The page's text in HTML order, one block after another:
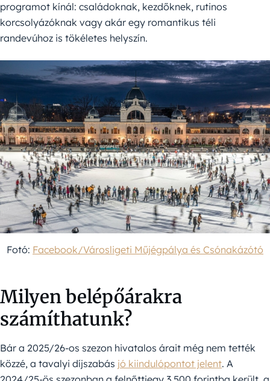
programot kínál: családoknak, kezdőknek, rutinos
korcsolyázóknak vagy akár egy romantikus téli
randevúhoz is tökéletes helyszín.
Fotó: Facebook/Városligeti Műjégpálya és Csónakázótó
Milyen belépőárakra
számíthatunk?
Bár a 2025/26-os szezon hivatalos árait még nem tették
közzé, a tavalyi díjszabás jó kiindulópontot jelent. A